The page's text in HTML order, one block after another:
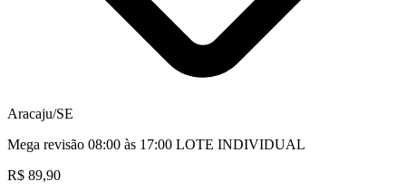
Aracaju/SE
Mega revisão 08:00 às 17:00 LOTE INDIVIDUAL
R$ 89,90